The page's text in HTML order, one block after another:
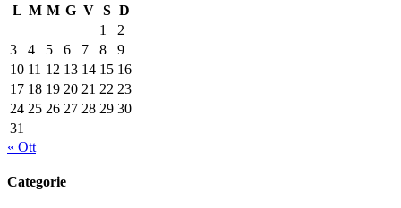
L M M G V S D
1
2
3
4 5 6 7 8
9
10 11 12 13 14 15 16
17 18 19 20 21 22 23
24 25 26 27 28 29 30
31
« Ott
Categorie